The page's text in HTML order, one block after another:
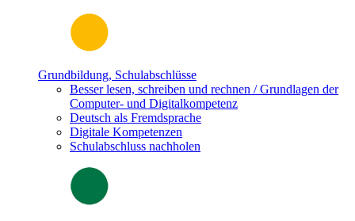
Grundbildung, Schulabschlüsse
Besser lesen, schreiben und rechnen / Grundlagen der
Computer- und Digitalkompetenz
Deutsch als Fremdsprache
Digitale Kompetenzen
Schulabschluss nachholen